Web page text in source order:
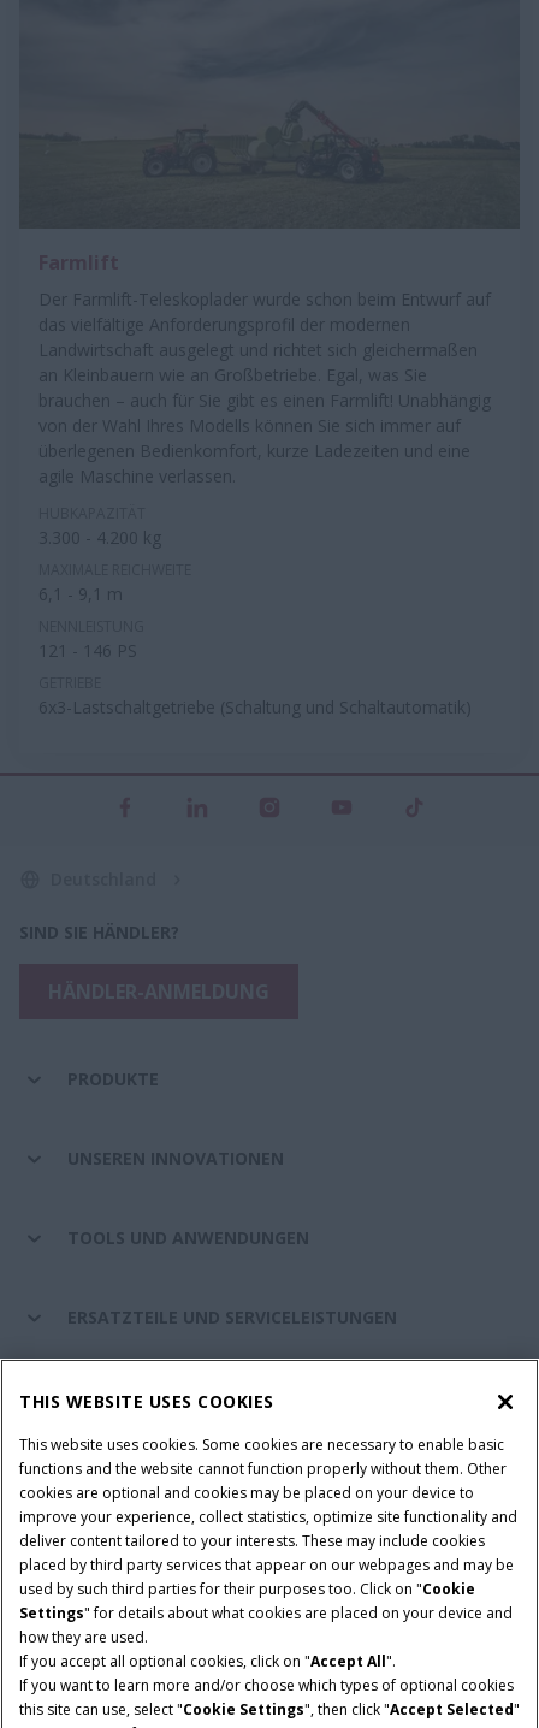
Der Farmlift-Teleskoplader wurde schon beim Entwurf auf
das vielfältige Anforderungsprofil der modernen
Landwirtschaft ausgelegt und richtet sich gleichermaßen
an Kleinbauern wie an Großbetriebe. Egal, was Sie
brauchen – auch für Sie gibt es einen Farmlift! Unabhängig
von der Wahl Ihres Modells können Sie sich immer auf
überlegenen Bedienkomfort, kurze Ladezeiten und eine
agile Maschine verlassen.
3.300 - 4.200 kg
6,1 - 9,1 m
121 - 146 PS
6x3-Lastschaltgetriebe (Schaltung und Schaltautomatik)
SIND SIE HÄNDLER?
PRODUKTE
UNSEREN INNOVATIONEN
TOOLS UND ANWENDUNGEN
ERSATZTEILE UND SERVICELEISTUNGEN
CASE IH WELT
Nutzungsbedingungen und rechtliche Hinweise
Datenschutzhinweise
Impressum
Cookie Settings
Telematics-Datenschutzerklärung
© 2026 CNH Industrial America LLC. All Rights Reserved. Case IH is a
trademark of CNH Industrial America LLC.
THIS WEBSITE USES COOKIES
This website uses cookies. Some cookies are necessary to enable basic
functions and the website cannot function properly without them. Other
cookies are optional and cookies may be placed on your device to
improve your experience, collect statistics, optimize site functionality and
deliver content tailored to your interests. These may include cookies
placed by third party services that appear on our webpages and may be
used by such third parties for their purposes too. Click on "Cookie
Settings" for details about what cookies are placed on your device and
how they are used.
If you accept all optional cookies, click on "Accept All".
If you want to learn more and/or choose which types of optional cookies
this site can use, select "Cookie Settings", then click "Accept Selected"